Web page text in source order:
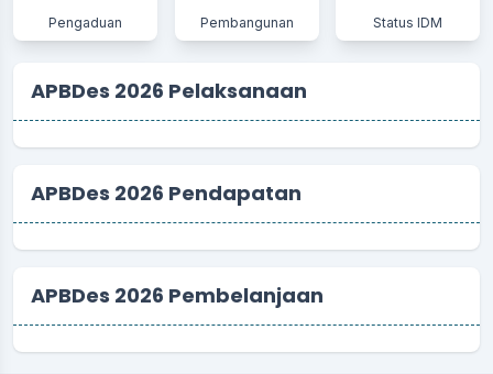
Pengaduan Pembangunan Status IDM
APBDes 2026 Pelaksanaan
APBDes 2026 Pendapatan
APBDes 2026 Pembelanjaan